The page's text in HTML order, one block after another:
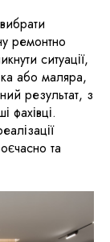
ремонтно
ситуації,
або маляра,
результат, з
фахівці.
та